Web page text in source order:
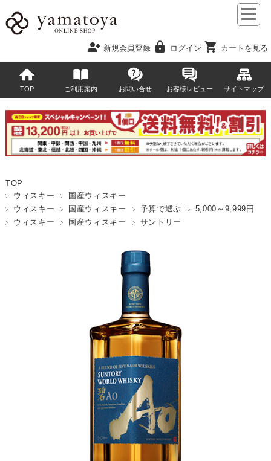
person_add 新規会員登録 lock ログイン shopping_cart カートを見る
TOP ご利用案内 お問い合せ お客様レビュー サイトマップ
TOP
ウィスキー
国産ウィスキー
ウィスキー
国産ウィスキー 予算で選ぶ
5,000～9,999円
ウィスキー
国産ウィスキー サントリー